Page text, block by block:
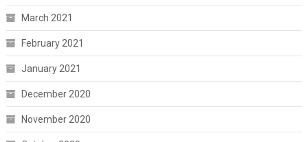
March 2021
February 2021
January 2021
December 2020
November 2020